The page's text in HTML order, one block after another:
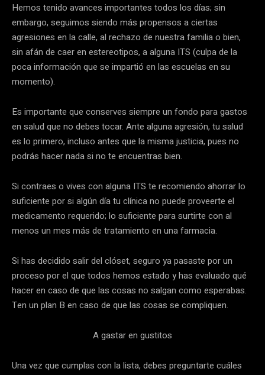
Hemos tenido avances importantes todos los días; sin
embargo, seguimos siendo más propensos a ciertas
agresiones en la calle, al rechazo de nuestra familia o bien,
sin afán de caer en estereotipos, a alguna ITS (culpa de la
poca información que se impartió en las escuelas en su
momento).
Es importante que conserves siempre un fondo para gastos
en salud que no debes tocar. Ante alguna agresión, tu salud
es lo primero, incluso antes que la misma justicia, pues no
podrás hacer nada si no te encuentras bien.
Si contraes o vives con alguna ITS te recomiendo ahorrar lo
suficiente por si algún día tu clínica no puede proveerte el
medicamento requerido; lo suficiente para surtirte con al
menos un mes más de tratamiento en una farmacia.
Si has decidido salir del clóset, seguro ya pasaste por un
proceso por el que todos hemos estado y has evaluado qué
hacer en caso de que las cosas no salgan como esperabas.
Ten un plan B en caso de que las cosas se compliquen.
A gastar en gustitos
Una vez que cumplas con la lista, debes preguntarte cuáles